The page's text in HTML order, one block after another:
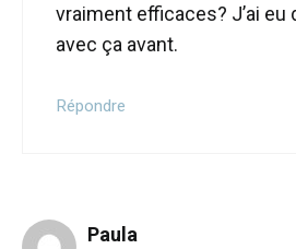
vraiment efficaces? J’ai eu
avec ça avant.
Répondre
Paula